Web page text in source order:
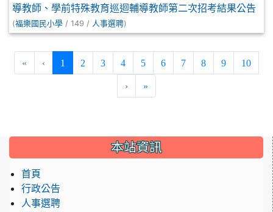
導教師、學前特殊教育巡迴輔導教師第二次招考結果公告
(福樂國民小學 / 149 / 人事選聘)
« ‹ 1 (current)
2 3 4 5 6 7 8 9 10
› »
::: 本站資訊
首頁
行政公告
人事選聘